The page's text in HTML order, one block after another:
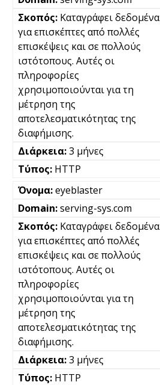
Καταγράφει δεδομένα
για επισκέπτες από πολλές
επισκέψεις και σε πολλούς
ιστότοπους. Αυτές οι
πληροφορίες
χρησιμοποιούνται για τη
μέτρηση της
αποτελεσματικότητας της
διαφήμισης.
3 μήνες
HTTP
eyeblaster
serving-sys.com
Καταγράφει δεδομένα
για επισκέπτες από πολλές
επισκέψεις και σε πολλούς
ιστότοπους. Αυτές οι
πληροφορίες
χρησιμοποιούνται για τη
μέτρηση της
αποτελεσματικότητας της
διαφήμισης.
3 μήνες
HTTP